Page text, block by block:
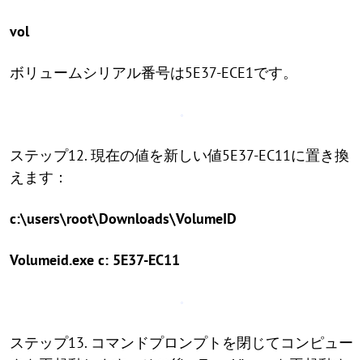
vol
ボリュームシリアル番号は5E37-ECE1です。
ステップ12. 現在の値を新しい値5E37-EC11に置き換
えます：
c:\users\root\Downloads\VolumeID
Volumeid.exe c: 5E37-EC11
ステップ13. コマンドプロンプトを閉じてコンピュー